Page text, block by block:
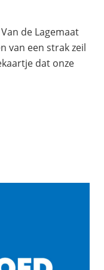
de Lagemaat
van een strak zeil
dat onze